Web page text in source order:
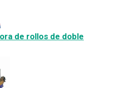
de rollos de doble